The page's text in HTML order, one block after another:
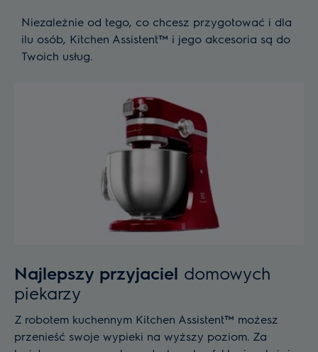
Niezależnie od tego, co chcesz przygotować i dla
ilu osób, Kitchen Assistent™ i jego akcesoria są do
Twoich usług.
Najlepszy przyjaciel domowych
piekarzy
Z robotem kuchennym Kitchen Assistent™ możesz
przenieść swoje wypieki na wyższy poziom. Za